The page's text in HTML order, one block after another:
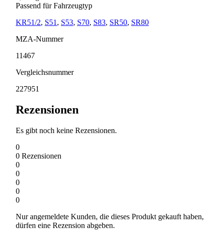
Passend für Fahrzeugtyp
KR51/2, S51 , S53, S70, S83, SR50, SR80
MZA-Nummer
11467
Vergleichsnummer
227951
Rezensionen
Es gibt noch keine Rezensionen.
0
0 Rezensionen
0
0
0
0
0
Nur angemeldete Kunden, die dieses Produkt gekauft haben,
dürfen eine Rezension abgeben.